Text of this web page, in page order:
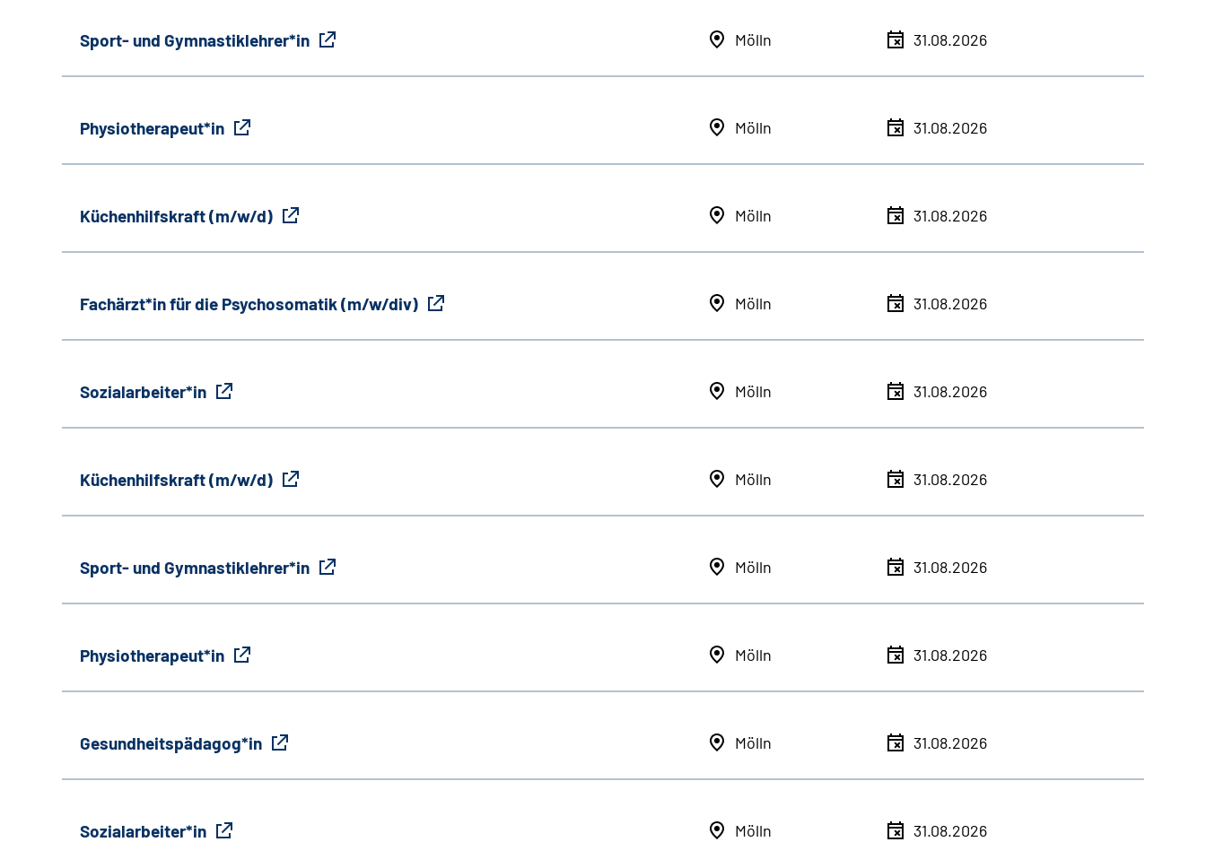
Sport- und Gymnastiklehrer*in Mölln 31.08.2026
Physiotherapeut*in Mölln 31.08.2026
Küchenhilfskraft (m/w/d) Mölln 31.08.2026
Fachärzt*in für die Psychosomatik (m/w/div) Mölln 31.08.2026
Sozialarbeiter*in Mölln 31.08.2026
Küchenhilfskraft (m/w/d) Mölln 31.08.2026
Sport- und Gymnastiklehrer*in Mölln 31.08.2026
Physiotherapeut*in Mölln 31.08.2026
Gesundheitspädagog*in Mölln 31.08.2026
Sozialarbeiter*in Mölln 31.08.2026